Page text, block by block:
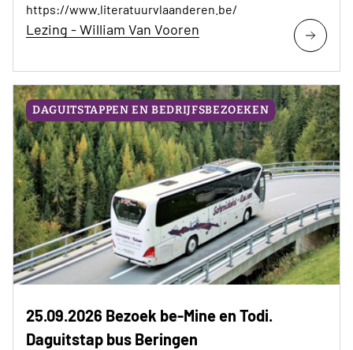
https://www.literatuurvlaanderen.be/
Lezing - William Van Vooren
DAGUITSTAPPEN EN BEDRIJFSBEZOEKEN
25.09.2026 Bezoek be-Mine en Todi.
Daguitstap bus Beringen